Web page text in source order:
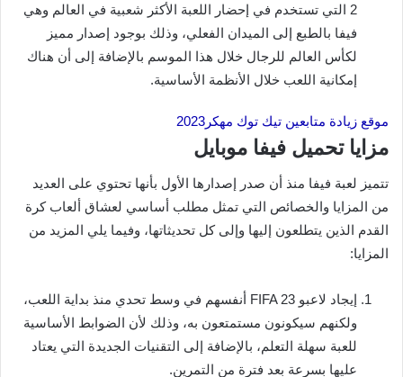
2 التي تستخدم في إحضار اللعبة الأكثر شعبية في العالم وهي
فيفا بالطبع إلى الميدان الفعلي، وذلك بوجود إصدار مميز
لكأس العالم للرجال خلال هذا الموسم بالإضافة إلى أن هناك
إمكانية اللعب خلال الأنظمة الأساسية.
موقع زيادة متابعين تيك توك مهكر2023
مزايا تحميل فيفا موبايل
تتميز لعبة فيفا منذ أن صدر إصدارها الأول بأنها تحتوي على العديد
من المزايا والخصائص التي تمثل مطلب أساسي لعشاق ألعاب كرة
القدم الذين يتطلعون إليها وإلى كل تحديثاتها، وفيما يلي المزيد من
المزايا:
إيجاد لاعبو FIFA 23 أنفسهم في وسط تحدي منذ بداية اللعب،
ولكنهم سيكونون مستمتعون به، وذلك لأن الضوابط الأساسية
للعبة سهلة التعلم، بالإضافة إلى التقنيات الجديدة التي يعتاد
عليها بسرعة بعد فترة من التمرين.